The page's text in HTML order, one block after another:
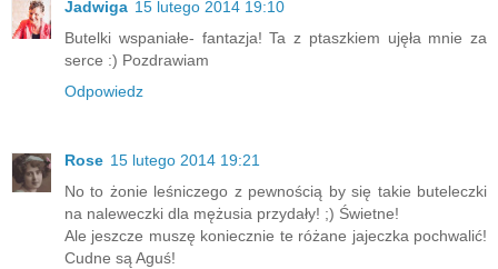
Jadwiga 15 lutego 2014 19:10
Butelki wspaniałe- fantazja! Ta z ptaszkiem ujęła mnie za
serce :) Pozdrawiam
Odpowiedz
Rose 15 lutego 2014 19:21
No to żonie leśniczego z pewnością by się takie buteleczki
na naleweczki dla mężusia przydały! ;) Świetne!
Ale jeszcze muszę koniecznie te różane jajeczka pochwalić!
Cudne są Aguś!